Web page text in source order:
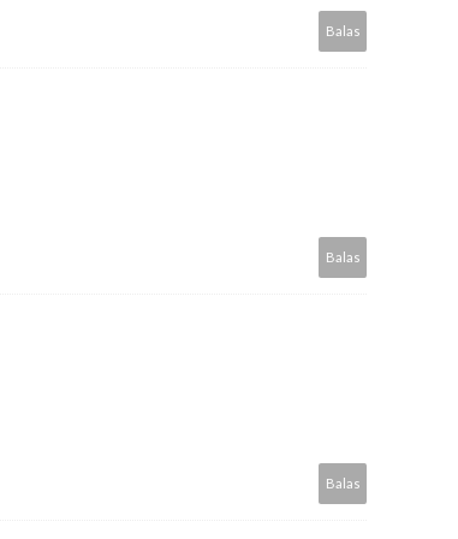
Balas
Balas
Balas